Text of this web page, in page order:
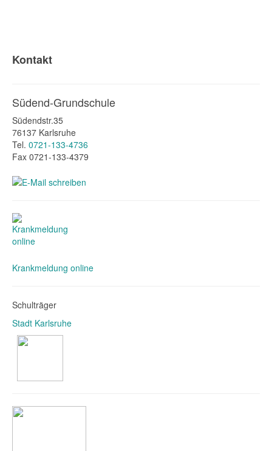
Kontakt
Südend-Grundschule
Südendstr.35
76137 Karlsruhe
Tel. 0721-133-4736
Fax 0721-133-4379
Krankmeldung online
Schulträger
Stadt Karlsruhe